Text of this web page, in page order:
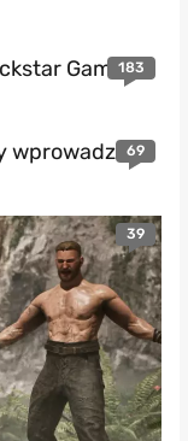
183
Games z
69
wprowadza
39